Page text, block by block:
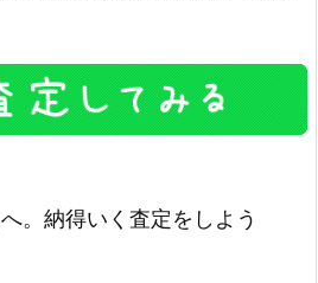
。納得いく査定をしよう